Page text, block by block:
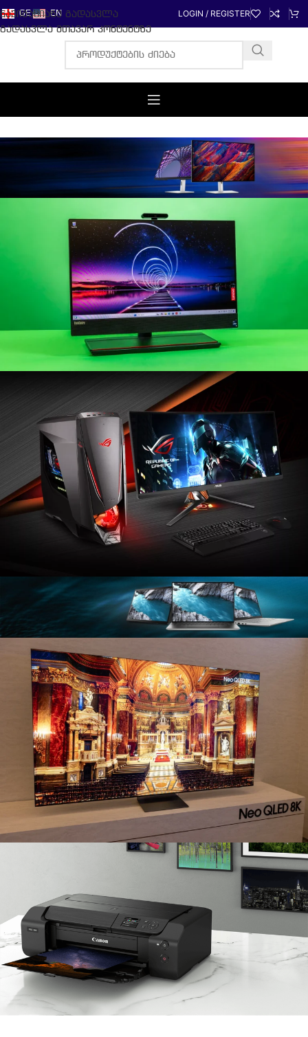
ნავიგაციაზე გადასვლა
გადასვლა მთავარ კონტენტზე
GE EN LOGIN / REGISTER
მონიტორები
ASUS DELL HP
დეტალების ნახვა
ALL-IN-ONE COMPUTERS
GAMINGS
დეტალების ნახვა
კომპიუტერები
GAMINGS
დეტალების ნახვა
ახალი ნოუთბუქი
ASUS MSI ACER HP
დეტალების ნახვა
დეტალების ნახვა